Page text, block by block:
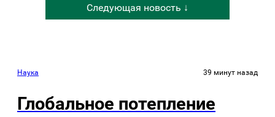
Следующая новость ↓
Наука 39 минут назад
Глобальное потепление